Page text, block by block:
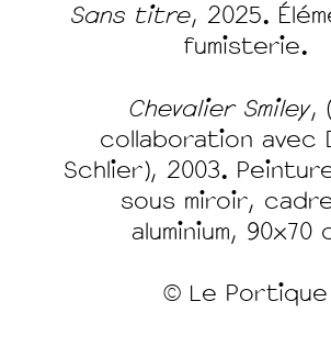
Sans titre, 2025.
fumisterie.
Chevalier Smiley,
collaboration avec
Schlier), 2003.
sous miroir,
aluminium, 90x70
© Le Portique